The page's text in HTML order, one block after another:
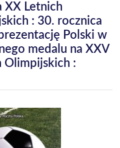
XX Letnich
: 30. rocznica
Polski w
medalu na XXV
Olimpijskich :